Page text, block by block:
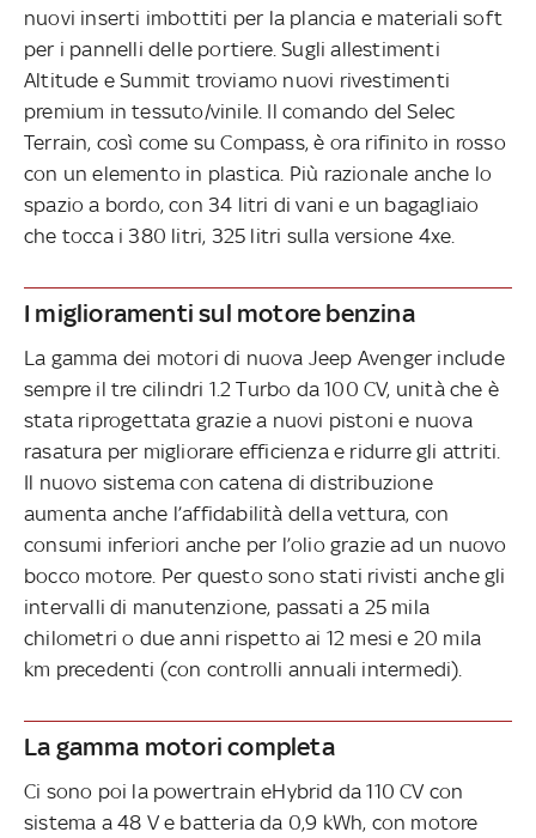
nuovi inserti imbottiti per la plancia e materiali soft
per i pannelli delle portiere. Sugli allestimenti
Altitude e Summit troviamo nuovi rivestimenti
premium in tessuto/vinile. Il comando del Selec
Terrain, così come su Compass, è ora rifinito in rosso
con un elemento in plastica. Più razionale anche lo
spazio a bordo, con 34 litri di vani e un bagagliaio
che tocca i 380 litri, 325 litri sulla versione 4xe.
I miglioramenti sul motore benzina
La gamma dei motori di nuova Jeep Avenger include
sempre il tre cilindri 1.2 Turbo da 100 CV, unità che è
stata riprogettata grazie a nuovi pistoni e nuova
rasatura per migliorare efficienza e ridurre gli attriti.
Il nuovo sistema con catena di distribuzione
aumenta anche l’affidabilità della vettura, con
consumi inferiori anche per l’olio grazie ad un nuovo
bocco motore. Per questo sono stati rivisti anche gli
intervalli di manutenzione, passati a 25 mila
chilometri o due anni rispetto ai 12 mesi e 20 mila
km precedenti (con controlli annuali intermedi).
La gamma motori completa
Ci sono poi la powertrain eHybrid da 110 CV con
sistema a 48 V e batteria da 0,9 kWh, con motore